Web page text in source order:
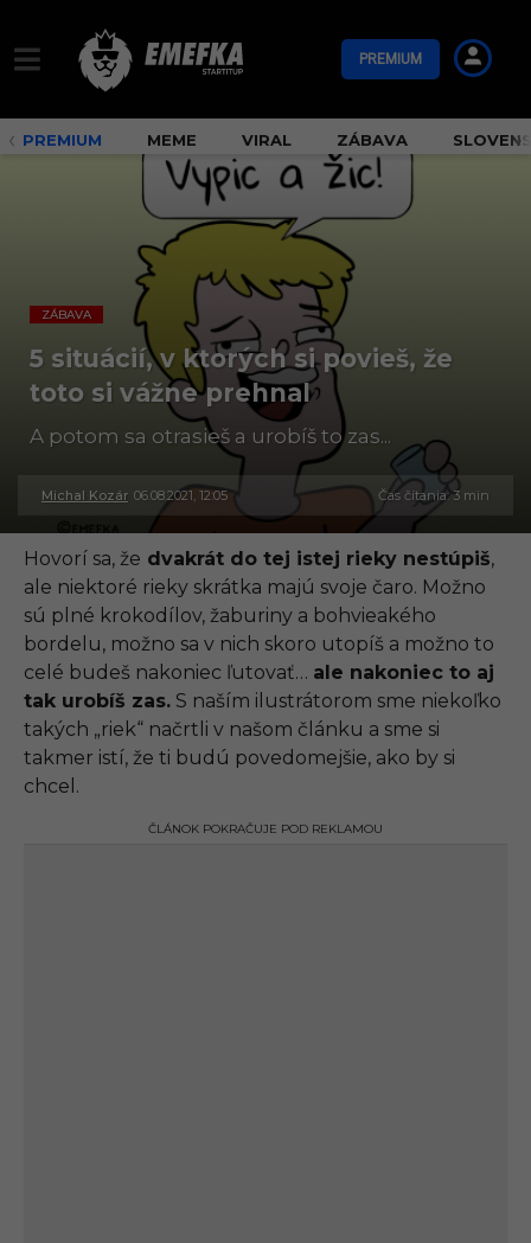
PREMIUM
PREMIUM MEME VIRAL ZÁBAVA
ZÁBAVA
5 situácií, v ktorých si povieš, že
toto si vážne prehnal
A potom sa otrasieš a urobíš to zas...
Michal Kozár 06.08.2021, 12:05
3
.
0
.
2
2
1
1
1
0
Čas čítania: 3 min
Hovorí sa, že dvakrát do tej istej rieky nestúpiš,
ale niektoré rieky skrátka majú svoje čaro. Možno
sú plné krokodílov, žaburiny a bohvieakého
bordelu, možno sa v nich skoro utopíš a možno to
celé budeš nakoniec ľutovať… ale nakoniec to aj
tak urobíš zas. S naším ilustrátorom sme niekoľko
takých „riek“ načrtli v našom článku a sme si
takmer istí, že ti budú povedomejšie, ako by si
chcel.
ČLÁNOK POKRAČUJE POD REKLAMOU